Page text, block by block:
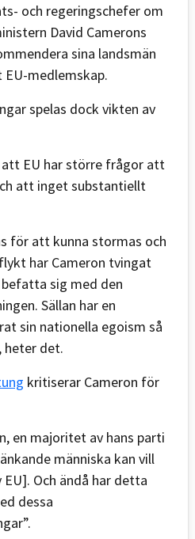
och regeringschefer om
David Camerons
sina landsmän
medlemskap.
spelas dock vikten av
att EU har större frågor att
att inget substantiellt
för att kunna stormas och
har Cameron tvingat
sig med den
Sällan har en
sin nationella egoism så
heter det.
kritiserar Cameron för
en majoritet av hans parti
människa kan vill
Och ändå har detta
dessa